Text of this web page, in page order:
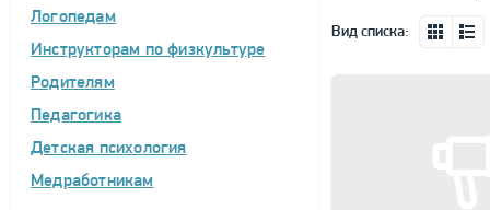
Логопедам
Инструкторам по физкультуре
Родителям
Педагогика
Детская психология
Медработникам
Вид списка: